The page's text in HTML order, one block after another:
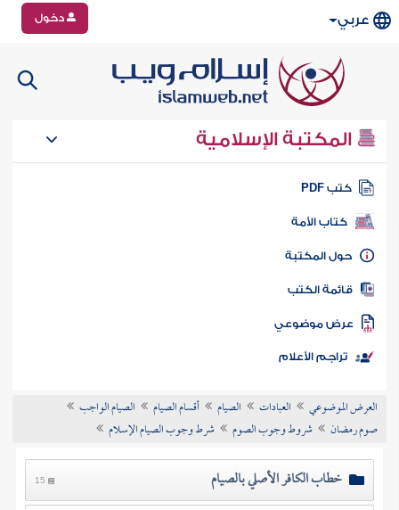
عربي دخول
المكتبة الإسلامية
كتب PDF
كتاب الأمة
المكتبة
الكتب
موضوعي
تراجم الأعلام
العرض الموضوعي العبادات الصيام أقسام الصيام
الصيام الواجب
صوم رمضان
شروط وجوب الصوم شرط وجوب الصيام الإسلام
خطاب الكافر الأصلي بالصيام 15